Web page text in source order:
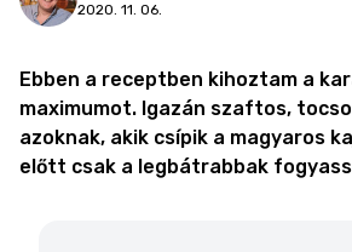
2020. 11. 06.
Ebben a receptben kihoztam a
maximumot. Igazán szaftos,
azoknak, akik csípik a magyaros
előtt csak a legbátrabbak